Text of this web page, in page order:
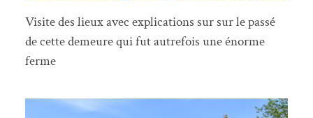
Visite des lieux avec explications sur sur le passé
de cette demeure qui fut autrefois une énorme
ferme